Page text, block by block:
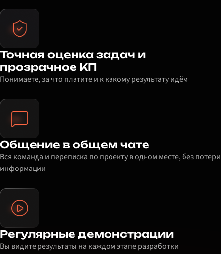
Точная оценка задач и
прозрачное КП
Понимаете, за что платите и к какому результату идём
Общение в общем чате
Вся команда и переписка по проекту в одном месте, без потери
информации
Регулярные демонстрации
Вы видите результаты на каждом этапе разработки